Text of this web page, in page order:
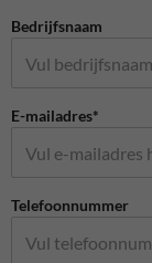
Bedrijfsnaam
E-mailadres*
Telefoonnummer